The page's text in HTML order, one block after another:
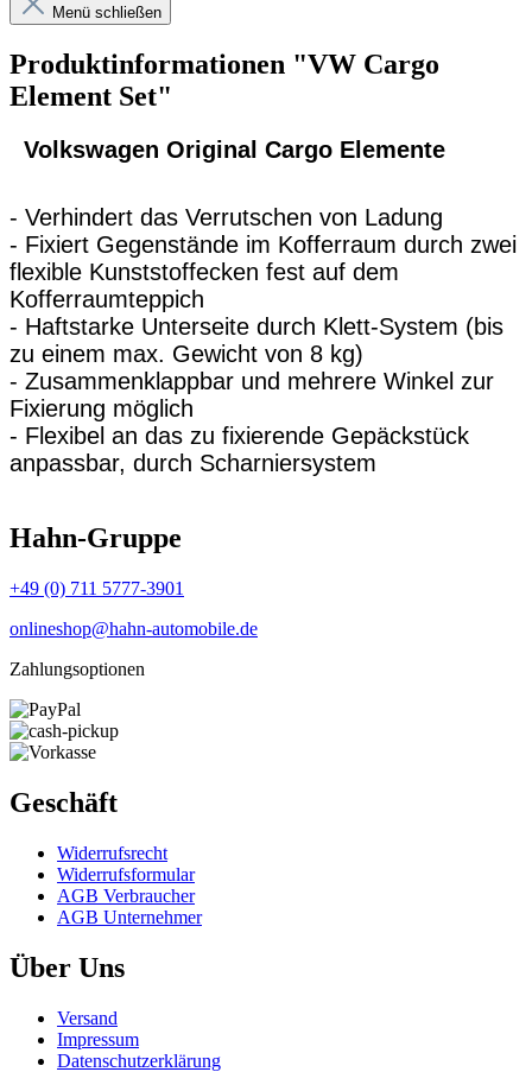
Menü schließen
Produktinformationen "VW Cargo
Element Set"
Volkswagen Original Cargo Elemente
- Verhindert das Verrutschen von Ladung
- Fixiert Gegenstände im Kofferraum durch zwei
flexible Kunststoffecken fest auf dem
Kofferraumteppich
- Haftstarke Unterseite durch Klett-System (bis
zu einem max. Gewicht von 8 kg)
- Zusammenklappbar und mehrere Winkel zur
Fixierung möglich
- Flexibel an das zu fixierende Gepäckstück
anpassbar, durch Scharniersystem
Hahn-Gruppe
+49 (0) 711 5777-3901
onlineshop@hahn-automobile.de
Zahlungsoptionen
Geschäft
Widerrufs­recht
Widerrufs­formular
AGB Verbraucher
AGB Unternehmer
Über Uns
Versand
Impressum
Daten­schutz­erklärung